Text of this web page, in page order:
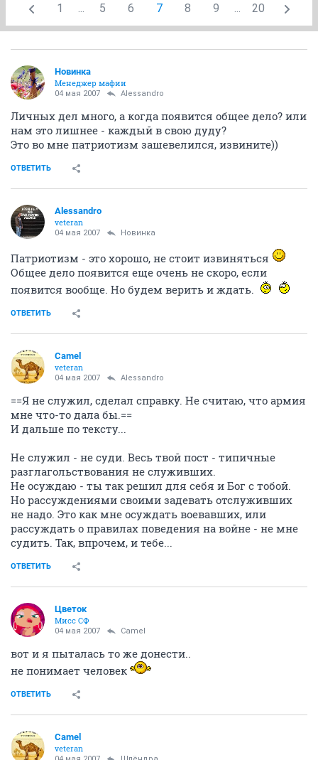
1 ... 5 6 7 8 9 ... 20
Новинка
Менеджер мафии
04 мая 2007 Alessandro
Личных дел много, а когда появится общее дело? или
нам это лишнее - каждый в свою дуду?
Это во мне патриотизм зашевелился, извините))
ОТВЕТИТЬ
Alessandro
veteran
04 мая 2007 Новинка
Патриотизм - это хорошо, не стоит извиняться
Общее дело появится еще очень не скоро, если
появится вообще. Но будем верить и ждать.
ОТВЕТИТЬ
Camel
veteran
04 мая 2007 Alessandro
==Я не служил, сделал справку. Не считаю, что армия
мне что-то дала бы.==
И дальше по тексту...
Не служил - не суди. Весь твой пост - типичные
разглагольствования не служивших.
Не осуждаю - ты так решил для себя и Бог с тобой.
Но рассуждениями своими задевать отслуживших
не надо. Это как мне осуждать воевавших, или
рассуждать о правилах поведения на войне - не мне
судить. Так, впрочем, и тебе...
ОТВЕТИТЬ
Цветок
Мисс СФ
04 мая 2007 Camel
вот и я пыталась то же донести..
не понимает человек
ОТВЕТИТЬ
Camel
veteran